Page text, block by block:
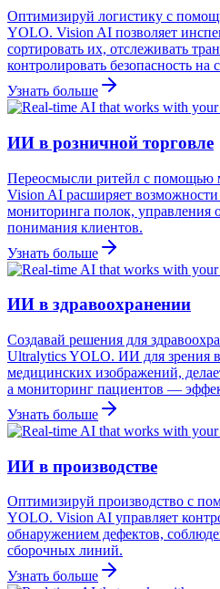
Оптимизируй логистику с
YOLO. Vision AI позволяет
сортировать их, отслеживать
контролировать безопасность на
Узнать больше
ИИ в розничной торговле
Переосмысли ритейл с помощью
Vision AI расширяет возможности
мониторинга полок, управления
понимания клиентов.
Узнать больше
ИИ в здравоохранении
Создавай решения для
Ultralytics YOLO. ИИ для зрения
медицинских изображений,
а мониторинг пациентов —
Узнать больше
ИИ в производстве
Оптимизируй производство с
YOLO. Vision AI управляет
обнаружением дефектов,
сборочных линий.
Узнать больше